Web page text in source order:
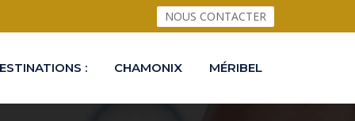
NOUS CONTACTER
: CHAMONIX MÉRIBEL